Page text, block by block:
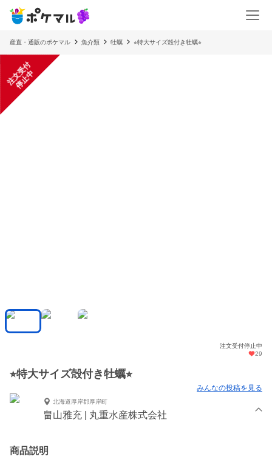
産直・通販のポケマル 魚介類 牡蠣 ⭐︎特大サイズ殻付き牡蠣⭐︎
注
文
受
付
停
止
中
注文受付停止中
29
⭐︎特大サイズ殻付き牡蠣⭐︎
みんなの投稿を見る
北海道厚岸郡厚岸町
畠山雅充 | 丸重水産株式会社
商品説明